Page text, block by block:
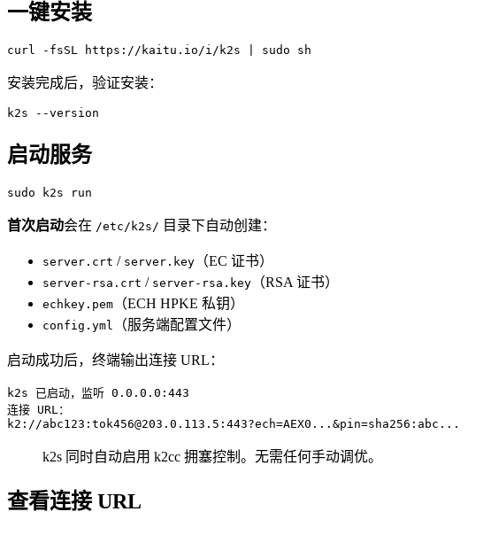
一键安装
安装完成后，验证安装：
启动服务
首次启动会在 /etc/k2s/ 目录下自动创建：
server.crt / server.key （EC 证书）
server-rsa.crt / server-rsa.key （RSA 证书）
echkey.pem （ECH HPKE 私钥）
config.yml （服务端配置文件）
启动成功后，终端输出连接 URL：
k2s 已启动，监听 0.0.0.0:443
连接 URL：
k2s 同时自动启用 k2cc 拥塞控制。无需任何手动调优。
查看连接 URL